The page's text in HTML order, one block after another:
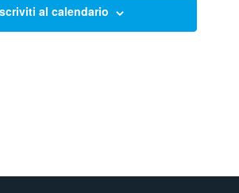
al calendario